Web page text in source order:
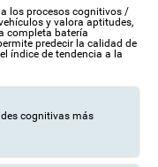
los procesos cognitivos /
y valora aptitudes,
completa batería
predecir la calidad de
índice de tendencia a la
cognitivas más